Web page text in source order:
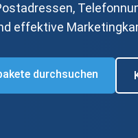
effektive
durchsuchen